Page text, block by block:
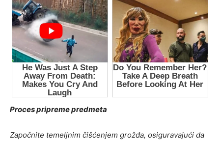
Proces pripreme predmeta
Započnite temeljnim čišćenjem grožđa, osiguravajući da